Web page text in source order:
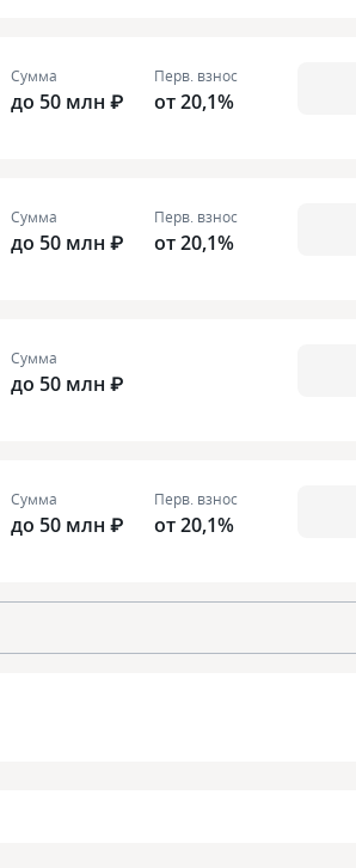
Сумма
до 50 млн ₽
Перв. взнос
от 20,1%
Сумма
до 50 млн ₽
Перв. взнос
от 20,1%
Сумма
до 50 млн ₽
Сумма
до 50 млн ₽
Перв. взнос
от 20,1%